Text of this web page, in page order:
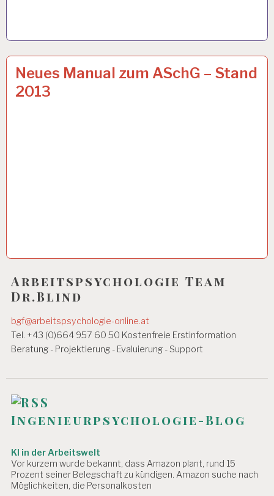
ARBEITSANALYSE…
Neues Manual zum ASchG – Stand
2013
6 MAI 2013
Arbeitspsychologie Team
Dr.Blind
bgf@arbeitspsychologie-online.at
Tel. +43 (0)664 957 60 50 Kostenfreie Erstinformation
Beratung - Projektierung - Evaluierung - Support
Ingenieurpsychologie-Blog
KI in der Arbeitswelt
Vor kurzem wurde bekannt, dass Amazon plant, rund 15
Prozent seiner Belegschaft zu kündigen. Amazon suche nach
Möglichkeiten, die Personalkosten